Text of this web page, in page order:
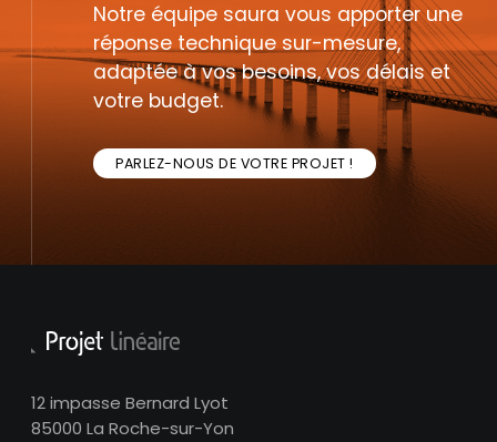
Notre équipe saura vous apporter une
réponse technique sur-mesure,
adaptée à vos besoins, vos délais et
votre budget.
PARLEZ-NOUS DE VOTRE PROJET !
12 impasse Bernard Lyot
85000 La Roche-sur-Yon